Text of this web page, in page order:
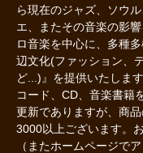
ら現在のジャズ、ソウ
エ、またその音楽の影
ロ音楽を中心に、多種
辺文化(ファッション、
ど...)』を提供いたしま
コード、CD、音楽書籍
更新でありますが、商
3000以上ございます。
（またホームページで